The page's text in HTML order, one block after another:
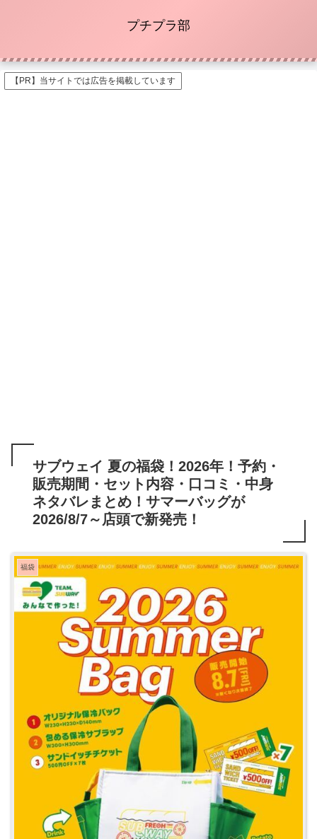
プチプラ部
【PR】当サイトでは広告を掲載しています
サブウェイ 夏の福袋！2026年！予約・
販売期間・セット内容・口コミ・中身
ネタバレまとめ！サマーバッグが
2026/8/7～店頭で新発売！
福袋